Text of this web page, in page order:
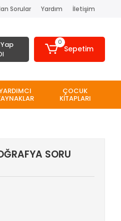
Sorular Yardım İletişim
0
Sepetim
ÇOCUK
KİTAPLARI
SORU